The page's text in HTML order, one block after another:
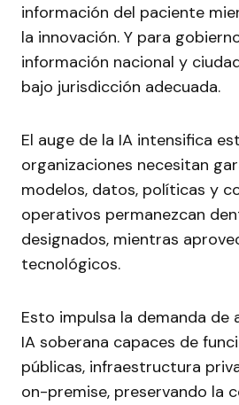
información del paciente
la innovación. Y para
información nacional y
bajo jurisdicción adecuada.
El auge de la IA intensifica
organizaciones necesitan
modelos, datos, políticas y
operativos permanezcan
designados, mientras
tecnológicos.
Esto impulsa la demanda
IA soberana capaces de
públicas, infraestructura
on-premise, preservando la